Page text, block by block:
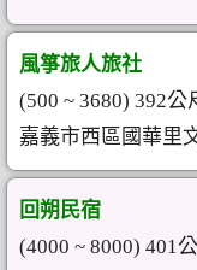
風箏旅人旅社
(500 ~ 3680) 392公
嘉義市西區國華里
回朔民宿
(4000 ~ 8000) 401